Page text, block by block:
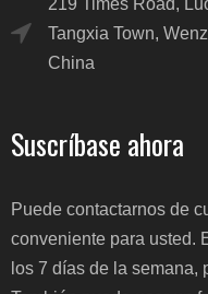
Tangxia Town,
China
Suscríbase ahora
Puede contactarnos de
conveniente para usted.
los 7 días de la semana,